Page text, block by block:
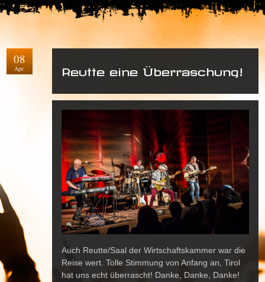
08
Apr. Reutte eine Überraschung!
Auch Reutte/Saal der Wirtschaftskammer war die
Reise wert. Tolle Stimmung von Anfang an, Tirol
hat uns echt überrascht! Danke, Danke, Danke!